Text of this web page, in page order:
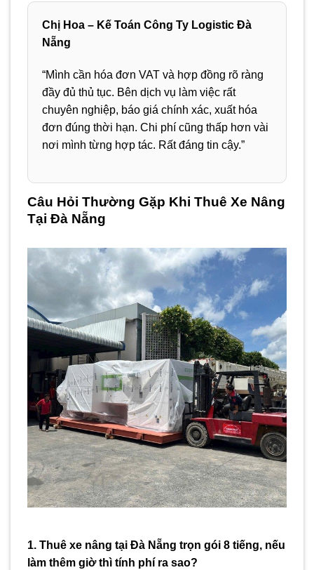
Chị Hoa – Kế Toán Công Ty Logistic Đà
Nẵng
“Mình cần hóa đơn VAT và hợp đồng rõ ràng
đầy đủ thủ tục. Bên dịch vụ làm việc rất
chuyên nghiệp, báo giá chính xác, xuất hóa
đơn đúng thời hạn. Chi phí cũng thấp hơn vài
nơi mình từng hợp tác. Rất đáng tin cậy.”
Câu Hỏi Thường Gặp Khi Thuê Xe Nâng
Tại Đà Nẵng
1. Thuê xe nâng tại Đà Nẵng trọn gói 8 tiếng, nếu
làm thêm giờ thì tính phí ra sao?